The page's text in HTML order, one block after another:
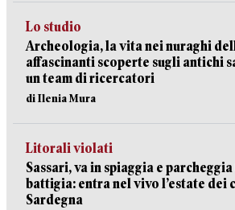
Lo studio
Archeologia, la vita nei nuraghi
affascinanti scoperte sugli antichi
un team di ricercatori
di Ilenia Mura
Litorali violati
Sassari, va in spiaggia e
battigia: entra nel vivo l’estate dei
Sardegna